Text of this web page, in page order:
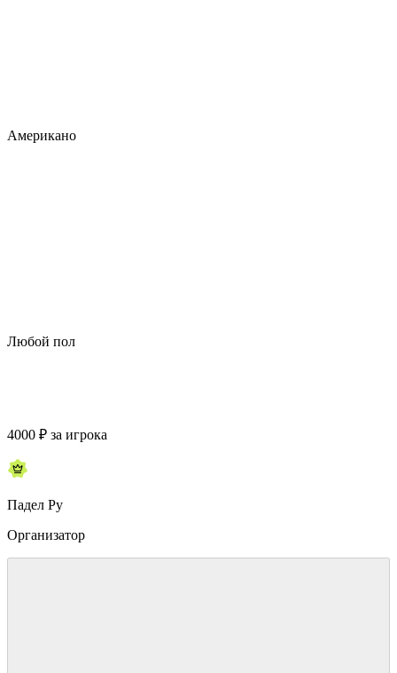
Американо
Любой пол
4000 ₽ за игрока
Падел Ру
Организатор